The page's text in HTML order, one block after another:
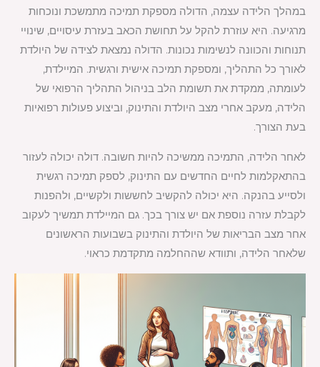
במהלך הלידה עצמה, הדולה מספקת תמיכה מתמשכת ונוכחות
מרגיעה. היא עוזרת להקל על תחושת הכאב בעזרת עיסויים, שינויי
תנוחות והכוונה לנשימות נכונות. הדולה נמצאת לצידה של היולדת
לאורך כל התהליך, ומספקת תמיכה אישית ורגשית. המיילדת,
לעומתה, ממקדת את תשומת הלב בניהול התהליך הרפואי של
הלידה, מעקב אחרי מצב היולדת והתינוק, וביצוע פעולות רפואיות
בעת הצורך.
לאחר הלידה, התמיכה ממשיכה להיות חשובה. דולה יכולה לעזור
בהתאקלמות לחיים החדשים עם התינוק, לספק תמיכה רגשית
ולסייע בהנקה. היא יכולה להקשיב לחששות ולקשיים, ולהפנות
לקבלת עזרה נוספת אם יש צורך בכך. גם המיילדת תמשיך לעקוב
אחר מצב הבריאות של היולדת והתינוק בשבועות הראשונים
שלאחר הלידה, ותוודא שההחלמה מתקדמת כראוי.